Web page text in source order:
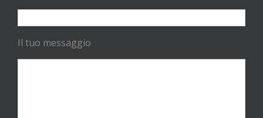
Il tuo messaggio